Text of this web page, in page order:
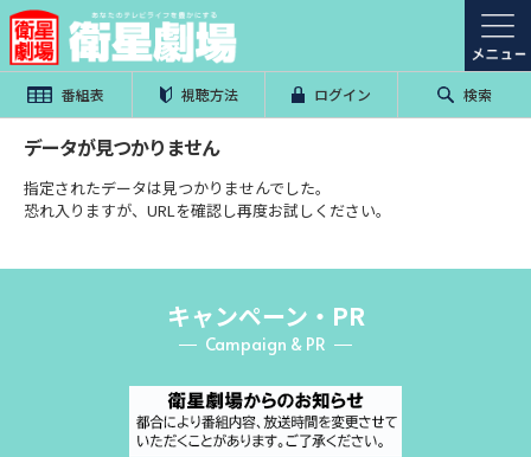
番組表 視聴方法 ログイン 検索
データが見つかりません
指定されたデータは見つかりませんでした。
恐れ入りますが、URLを確認し再度お試しください。
キャンペーン・PR
Campaign & PR